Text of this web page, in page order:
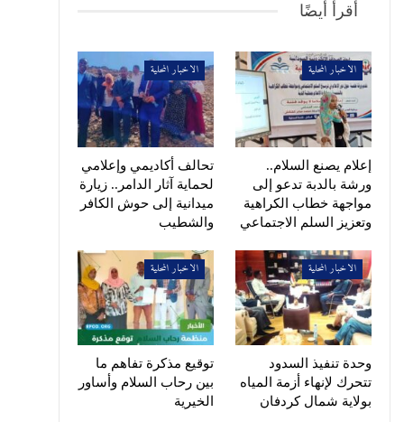
أقرأ أيضًا
الاخبار المحلية
إعلام يصنع السلام..
ورشة بالدبة تدعو إلى
مواجهة خطاب الكراهية
وتعزيز السلم الاجتماعي
الاخبار المحلية
تحالف أكاديمي وإعلامي
لحماية آثار الدامر.. زيارة
ميدانية إلى حوش الكافر
والشطيب
الاخبار المحلية
وحدة تنفيذ السدود
تتحرك لإنهاء أزمة المياه
بولاية شمال كردفان
الاخبار المحلية
توقيع مذكرة تفاهم ما
بين رحاب السلام وأساور
الخيرية